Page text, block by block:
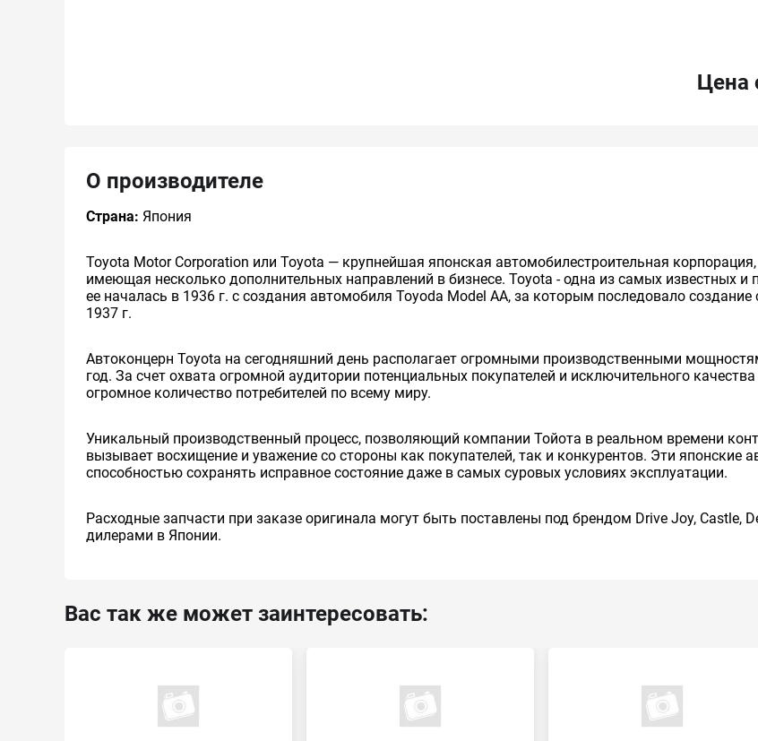
Цена
О производителе
Страна: Япония
Toyota Motor Corporation или Toyota — крупнейшая японская автомобилестроительная
имеющая несколько дополнительных направлений в бизнесе. Toyota - одна из самых известных
ее началась в 1936 г. с создания автомобиля Toyoda Model AA, за которым последовало
1937 г.
Автоконцерн Toyota на сегодняшний день располагает огромными производственными
год. За счет охвата огромной аудитории потенциальных покупателей и исключительного
огромное количество потребителей по всему миру.
Уникальный производственный процесс, позволяющий компании Тойота в реальном времени
вызывает восхищение и уважение со стороны как покупателей, так и конкурентов. Эти
способностью сохранять исправное состояние даже в самых суровых условиях эксплуатации.
Расходные запчасти при заказе оригинала могут быть поставлены под брендом Drive Joy, Castle,
дилерами в Японии.
Вас так же может заинтересовать: